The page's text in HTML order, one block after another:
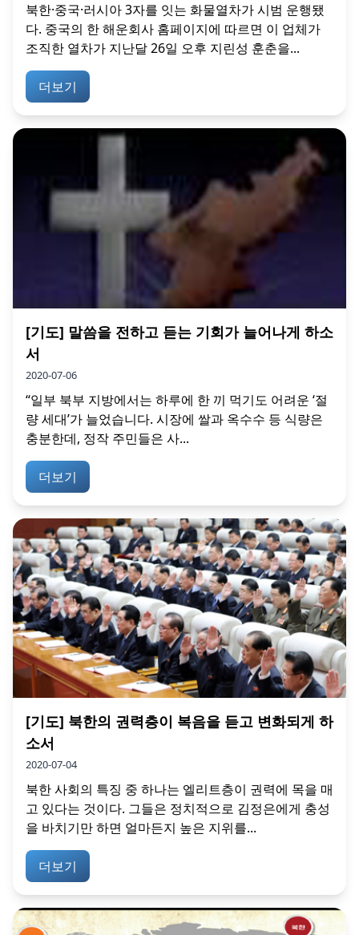
북한·중국·러시아 3자를 잇는 화물열차가 시범 운행됐
다. 중국의 한 해운회사 홈페이지에 따르면 이 업체가
조직한 열차가 지난달 26일 오후 지린성 훈춘을...
더보기
[기도] 말씀을 전하고 듣는 기회가 늘어나게 하소
서
2020-07-06
“일부 북부 지방에서는 하루에 한 끼 먹기도 어려운 ‘절
량 세대’가 늘었습니다. 시장에 쌀과 옥수수 등 식량은
충분한데, 정작 주민들은 사...
더보기
[기도] 북한의 권력층이 복음을 듣고 변화되게 하
소서
2020-07-04
북한 사회의 특징 중 하나는 엘리트층이 권력에 목을 매
고 있다는 것이다. 그들은 정치적으로 김정은에게 충성
을 바치기만 하면 얼마든지 높은 지위를...
더보기